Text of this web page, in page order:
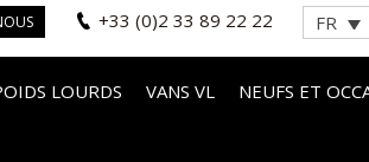
+33 (0)2 33 89 22 22 FR
LOURDS VANS VL NEUFS ET